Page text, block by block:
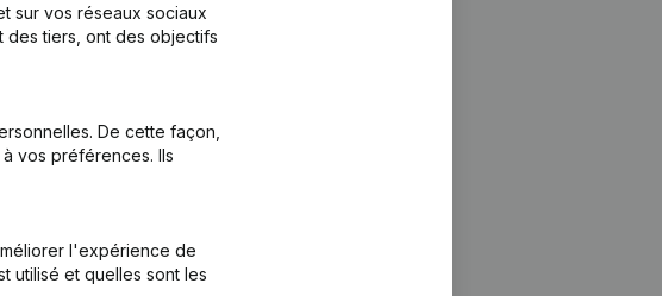
sur vos réseaux sociaux
des tiers, ont des objectifs
De cette façon,
vos préférences. Ils
l'expérience de
utilisé et quelles sont les
des comptes annuels